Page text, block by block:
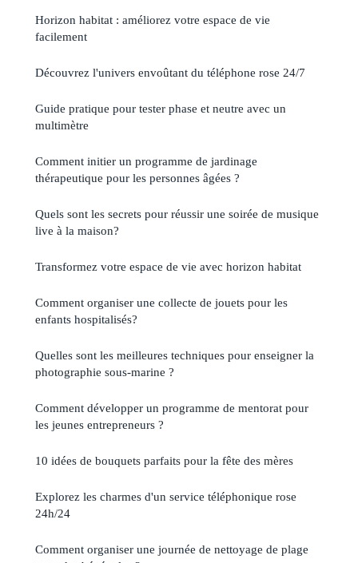
Horizon habitat : améliorez votre espace de vie
facilement
Découvrez l'univers envoûtant du téléphone rose 24/7
Guide pratique pour tester phase et neutre avec un
multimètre
Comment initier un programme de jardinage
thérapeutique pour les personnes âgées ?
Quels sont les secrets pour réussir une soirée de musique
live à la maison?
Transformez votre espace de vie avec horizon habitat
Comment organiser une collecte de jouets pour les
enfants hospitalisés?
Quelles sont les meilleures techniques pour enseigner la
photographie sous-marine ?
Comment développer un programme de mentorat pour
les jeunes entrepreneurs ?
10 idées de bouquets parfaits pour la fête des mères
Explorez les charmes d'un service téléphonique rose
24h/24
Comment organiser une journée de nettoyage de plage